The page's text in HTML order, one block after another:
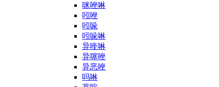
咪唑啉
吲唑
吲哚
吲哚啉
异喹啉
异噻唑
异恶唑
吗啉